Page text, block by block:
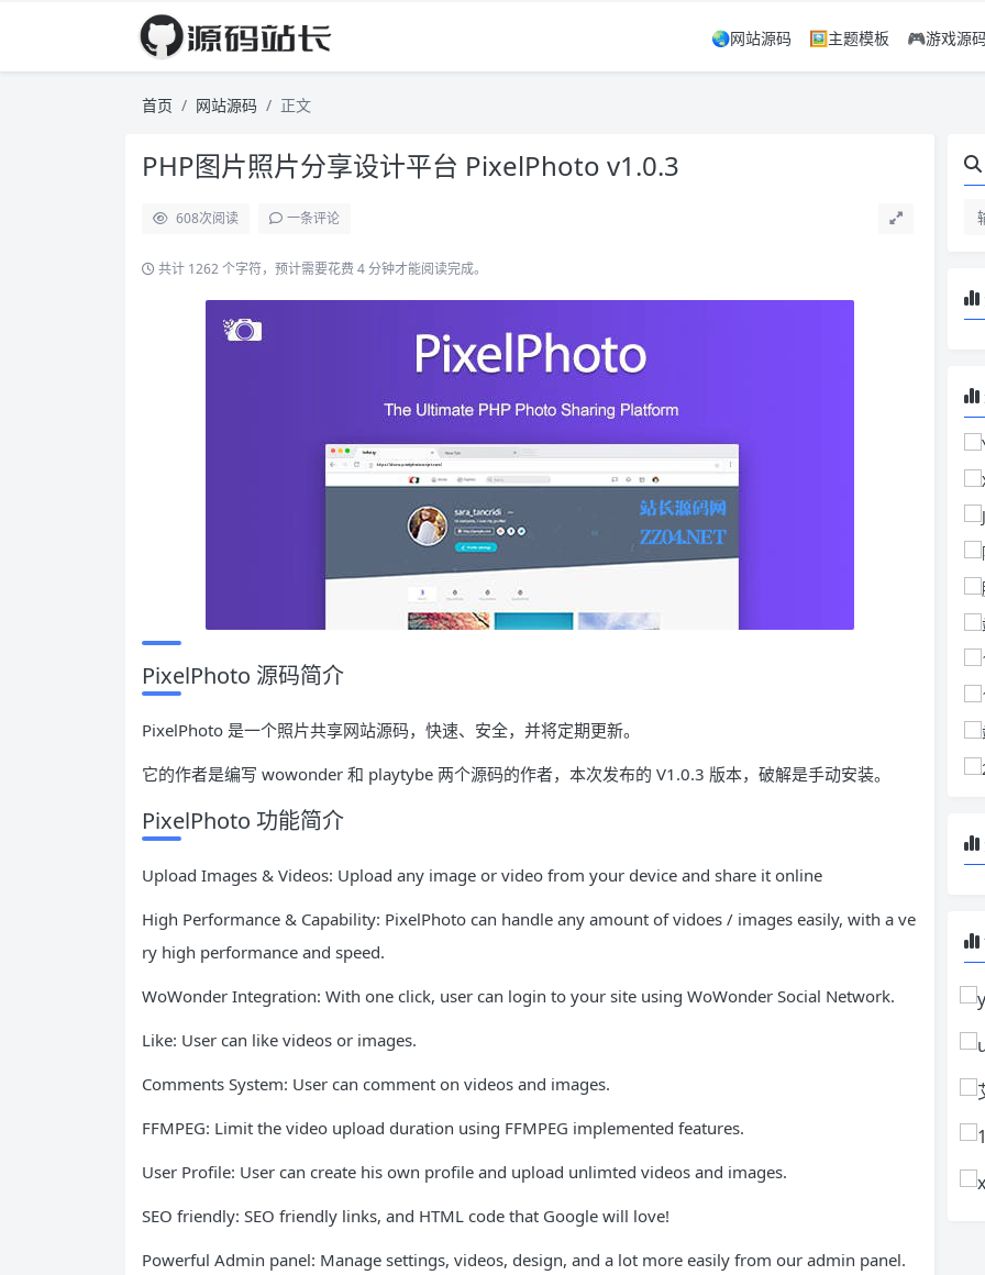
🌏网站源码 🖼️主题模板 🎮游戏源
首页 网站源码 正文
PHP图片照片分享设计平台 PixelPhoto v1.0.3
608次阅读 一条评论
共计 1262 个字符，预计需要花费 4 分钟才能阅读完成。
PixelPhoto 源码简介
PixelPhoto 是一个照片共享网站源码，快速、安全，并将定期更新。
它的作者是编写 wowonder 和 playtybe 两个源码的作者，本次发布的 V1.0.3 版本，破解是手动安装。
PixelPhoto 功能简介
Upload Images & Videos: Upload any image or video from your device and share it online
High Performance & Capability: PixelPhoto can handle any amount of vidoes / images easily, with a ve
ry high performance and speed.
WoWonder Integration: With one click, user can login to your site using WoWonder Social Network.
Like: User can like videos or images.
Comments System: User can comment on videos and images.
FFMPEG: Limit the video upload duration using FFMPEG implemented features.
User Profile: User can create his own profile and upload unlimted videos and images.
SEO friendly: SEO friendly links, and HTML code that Google will love!
Powerful Admin panel: Manage settings, videos, design, and a lot more easily from our admin panel.